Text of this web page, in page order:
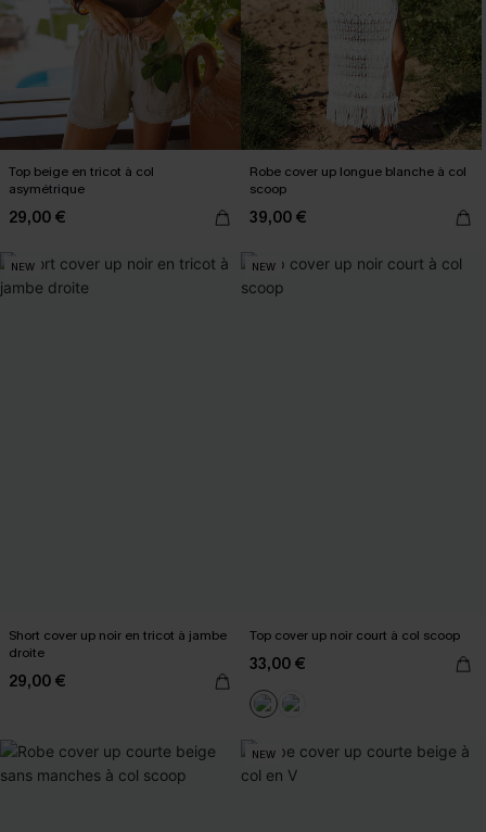
Top beige en tricot à col
asymétrique
29,00 €
Robe cover up longue blanche à col
scoop
39,00 €
NEW
Short cover up noir en tricot à jambe
droite
29,00 €
NEW
Top cover up noir court à col scoop
33,00 €
NEW